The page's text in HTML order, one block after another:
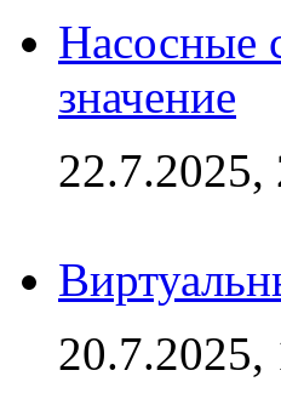
Насосные
значение
22.7.2025,
20.7.2025,